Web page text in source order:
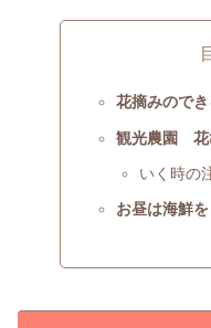
花摘みので
観光農園 花
いく時の
お昼は海鮮を